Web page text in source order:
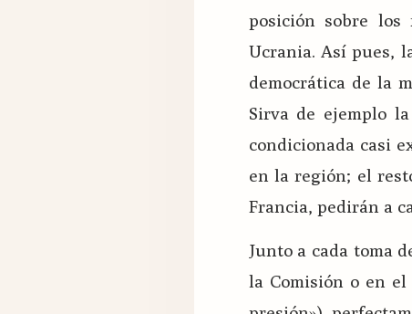
posición sobre
Ucrania. Así pues,
democrática de la
Sirva de ejemplo
condicionada casi
en la región; el
Francia, pedirán a
Junto a cada toma
la Comisión o en